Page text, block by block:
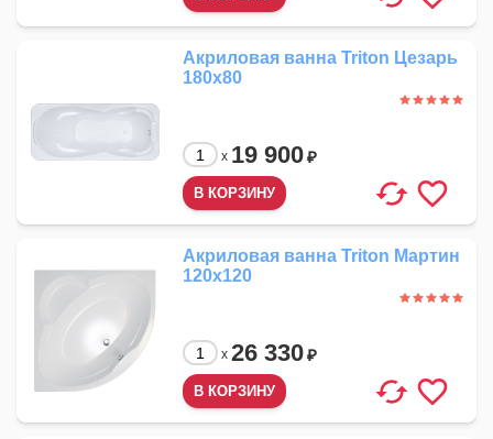
Акриловая ванна Triton Цезарь
180x80
x 19 900₽
Акриловая ванна Triton Мартин
120x120
x 26 330₽